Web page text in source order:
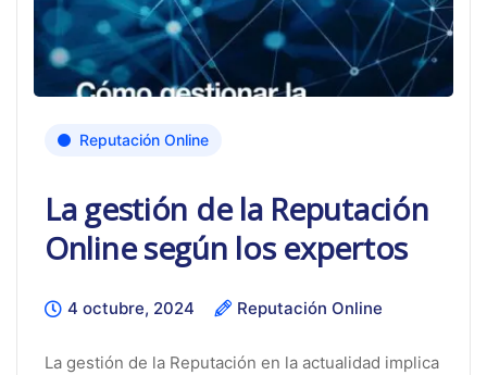
Reputación Online
La gestión de la Reputación
Online según los expertos
4 octubre, 2024 Reputación Online
La gestión de la Reputación en la actualidad implica